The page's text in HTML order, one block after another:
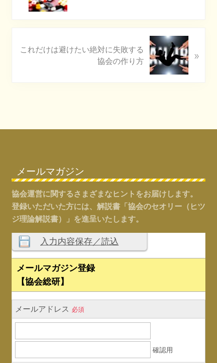
u
e
これだけは避けたい絶対に失敗する
協会の作り方
»
メールマガジン
協会運営に関するさまざまなヒントをお届けします。
登録いただいた方には、解説書「協会のセオリー（ヒツ
ジ理論解説書）」を進呈いたします。